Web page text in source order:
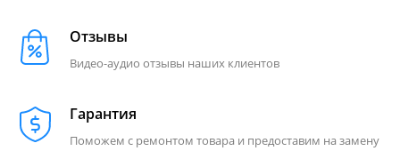
Отзывы
Видео-аудио отзывы наших клиентов
Гарантия
Поможем с ремонтом товара и предоставим на замену